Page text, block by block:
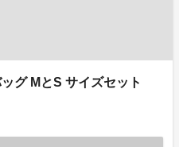
グ MとS サイズセット